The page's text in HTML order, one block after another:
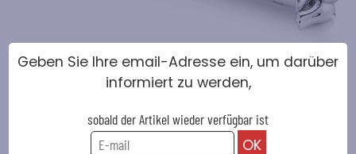
Geben Sie Ihre email-Adresse ein, um darüber
informiert zu werden,
sobald der Artikel wieder verfügbar ist